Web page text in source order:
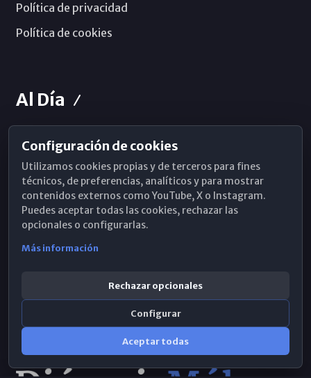
Política de privacidad
Política de cookies
Al Día
Horarios de Misa
Hemeroteca
WhatsApp
Configuración de cookies
Utilizamos cookies propias y de terceros para fines
técnicos, de preferencias, analíticos y para mostrar
contenidos externos como YouTube, X o Instagram.
Puedes aceptar todas las cookies, rechazar las
opcionales o configurarlas.
Más información
Rechazar opcionales
Configurar
Aceptar todas